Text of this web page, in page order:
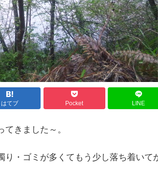
はてブ Pocket LINE
きました～。
・ゴミが多くてもう少し落ち着いて